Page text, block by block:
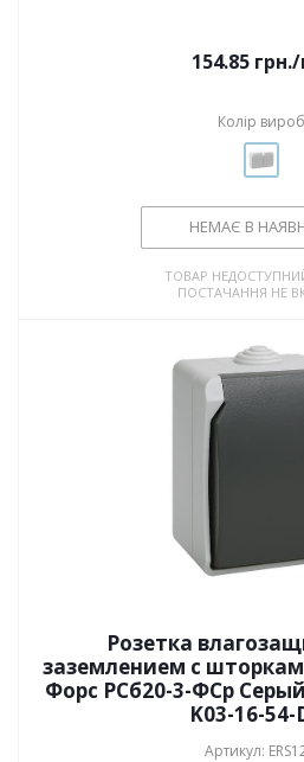
154.85грн./
Колір
НЕМАЄ В
ТОВАР
ПОСТАЧАННЯ НЕ
Розетка
заземлением с
Форс РСб20-3-ФСр
K03-16-54-
Артикул: